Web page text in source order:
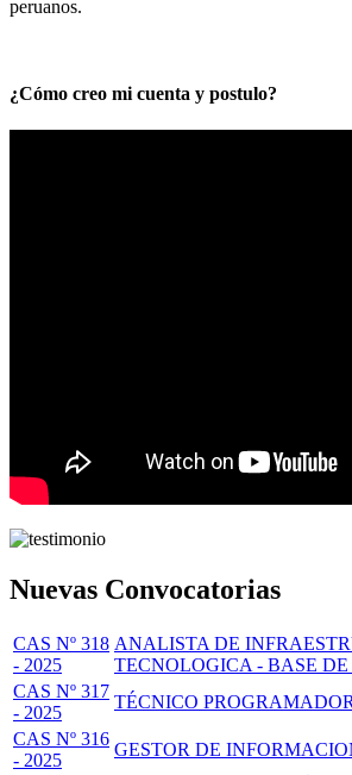
peruanos.
¿Cómo creo mi cuenta y postulo?
Nuevas Convocatorias
CAS Nº 318
- 2025
ANALISTA DE
TECNOLOGICA - BASE DE
CAS Nº 317
- 2025
TÉCNICO
CAS Nº 316
- 2025
GESTOR DE